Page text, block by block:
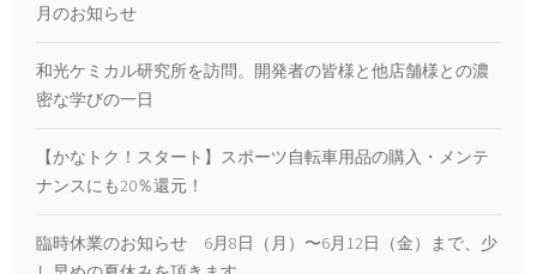
月のお知らせ
和光ケミカル研究所を訪問。開発者の皆様と他店舗様との濃
密な学びの一日
【かなトク！スタート】スポーツ自転車用品の購入・メンテ
ナンスにも20％還元！
臨時休業のお知らせ 6月8日（月）〜6月12日（金）まで、少